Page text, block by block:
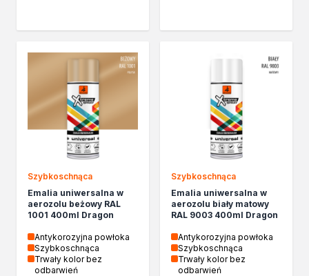
Preparaty udrażniające
Środki czyszczące
Chemia motoryzacyjna
Żywice
Zmywacze
Produkty do reperacji nadwozi
Szpachlówki
Akcja zima
Paliwa specjalistyczne
Produkty według zadania
Klejenie i uszczelnianie
Kleje montażowe
Kleje naprawcze
Szybkoschnąca
Emalia uniwersalna w
aerozolu beżowy RAL
1001 400ml Dragon
Antykorozyjna powłoka
Szybkoschnąca
Trwały kolor bez
odbarwień
Szybkoschnąca
Emalia uniwersalna w
aerozolu biały matowy
RAL 9003 400ml Dragon
Antykorozyjna powłoka
Szybkoschnąca
Trwały kolor bez
odbarwień